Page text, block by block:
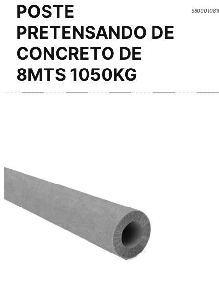
POSTE
PRETENSANDO DE
CONCRETO DE
8MTS 1050KG